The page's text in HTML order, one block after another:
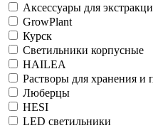
Аксессуары для
GrowPlant
Курск
Светильники корпусные
HAILEA
Растворы для хранения и
Люберцы
HESI
LED светильники